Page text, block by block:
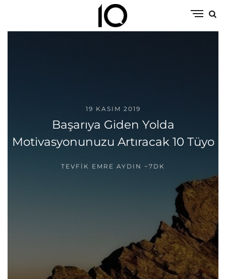
19 KASIM 2019
Başarıya Giden Yolda
Motivasyonunuzu Artıracak 10 Tüyo
TEVFIK EMRE AYDIN ~7DK